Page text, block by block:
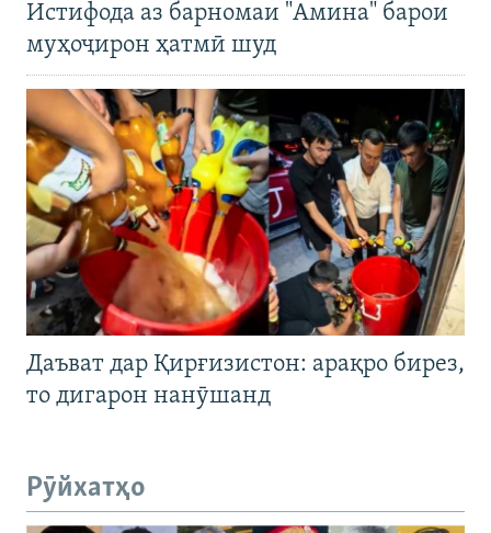
Истифода аз барномаи "Амина" барои
муҳоҷирон ҳатмӣ шуд
Даъват дар Қирғизистон: арақро бирез,
то дигарон нанӯшанд
Рӯйхатҳо